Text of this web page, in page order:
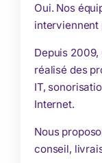
Oui. Nos
interviennent
Depuis
réalisé des
IT,
Internet.
Nous
conseil,